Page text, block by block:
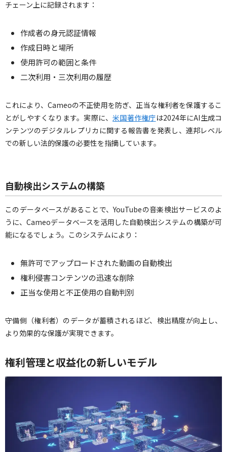
チェーン上に記録されます：
作成者の身元認証情報
作成日時と場所
使用許可の範囲と条件
二次利用・三次利用の履歴
これにより、Cameoの不正使用を防ぎ、正当な権利者を保護するこ
とがしやすくなります。実際に、米国著作権庁は2024年にAI生成コ
ンテンツのデジタルレプリカに関する報告書を発表し、連邦レベル
での新しい法的保護の必要性を指摘しています。
自動検出システムの構築
このデータベースがあることで、YouTubeの音楽検出サービスのよ
うに、Cameoデータベースを活用した自動検出システムの構築が可
能になるでしょう。このシステムにより：
無許可でアップロードされた動画の自動検出
権利侵害コンテンツの迅速な削除
正当な使用と不正使用の自動判別
守備側（権利者）のデータが蓄積されるほど、検出精度が向上し、
より効果的な保護が実現できます。
権利管理と収益化の新しいモデル